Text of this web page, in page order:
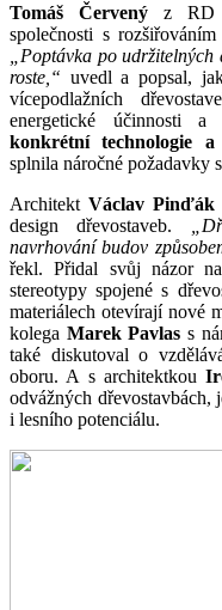
Tomáš Červenýz RD
společnosti s
„Poptávka po
roste,“ uvedl a popsal,
vícepodlažních
energetické účinnosti
konkrétní technologie a
splnila náročné požadavky
Architekt Václav Pinďák
design dřevostaveb.
navrhování budov
řekl. Přidal svůj názor
stereotypy spojené s
materiálech otevírají nové
kolega Marek Pavlas s
také diskutoval o
oboru. A s architektkou
odvážných dřevostavbách,
i lesního potenciálu.